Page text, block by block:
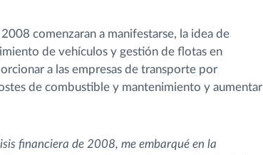
comenzaran a manifestarse, la idea de
de vehículos y gestión de flotas en
a las empresas de transporte por
de combustible y mantenimiento y aumentar
financiera de 2008, me embarqué en la